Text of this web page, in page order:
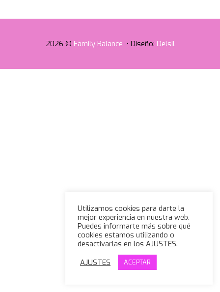
2026 © Family Balance • Diseño: Delsil
Utilizamos cookies para darte la
mejor experiencia en nuestra web.
Puedes informarte más sobre qué
cookies estamos utilizando o
desactivarlas en los AJUSTES.
AJUSTES
ACEPTAR